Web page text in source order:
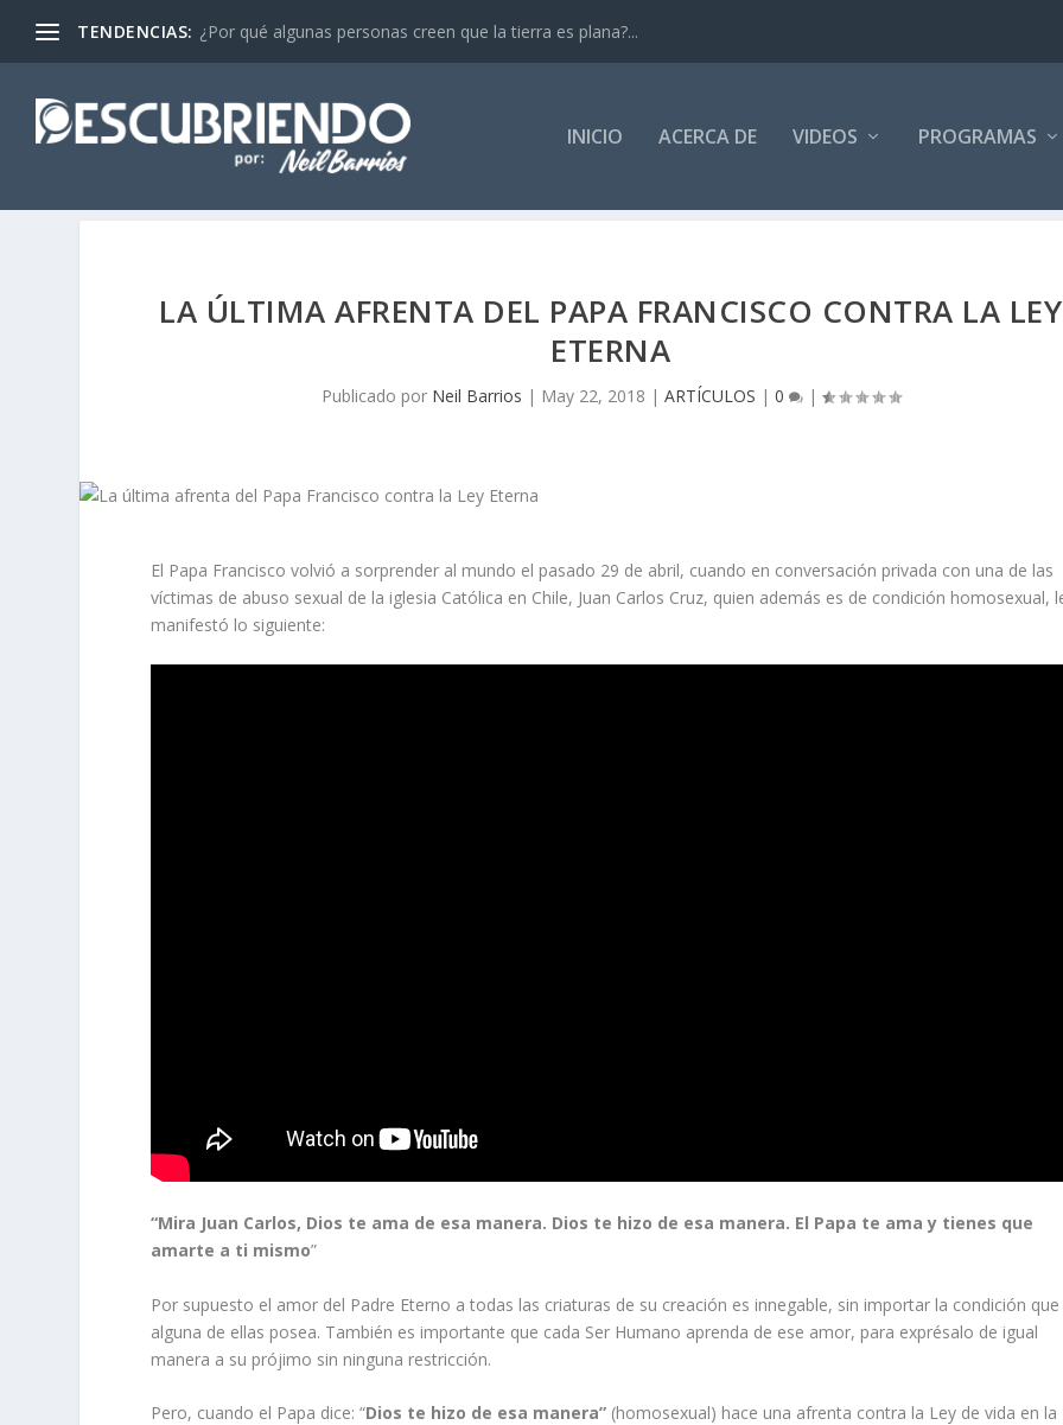
TENDENCIAS: ¿Por qué algunas personas creen que la tierra es plana?...
INICIO ACERCA DE VIDEOS PROGRAMAS
LA ÚLTIMA AFRENTA DEL PAPA FRANCISCO CONTRA LA LEY
ETERNA
Publicado por Neil Barrios | May 22, 2018 | ARTÍCULOS | 0 |
El Papa Francisco volvió a sorprender al mundo el pasado 29 de abril, cuando en conversación privada con una de las
víctimas de abuso sexual de la iglesia Católica en Chile, Juan Carlos Cruz, quien además es de condición homosexual,
manifestó lo siguiente:
“Mira Juan Carlos, Dios te ama de esa manera. Dios te hizo de esa manera. El Papa te ama y tienes que
amarte a ti mismo”
Por supuesto el amor del Padre Eterno a todas las criaturas de su creación es innegable, sin importar la condición que
alguna de ellas posea. También es importante que cada Ser Humano aprenda de ese amor, para exprésalo de igual
manera a su prójimo sin ninguna restricción.
Pero, cuando el Papa dice: “Dios te hizo de esa manera” (homosexual) hace una afrenta contra la Ley de vida en la